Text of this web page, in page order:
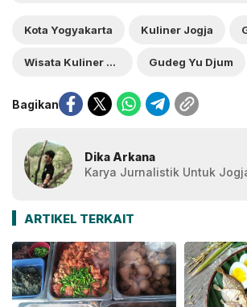
Kota Yogyakarta Kuliner Jogja
Wisata Kuliner Jogja Gudeg Yu Djum
Bagikan
Dika Arkana
Karya Jurnalistik Untuk
ARTIKEL TERKAIT